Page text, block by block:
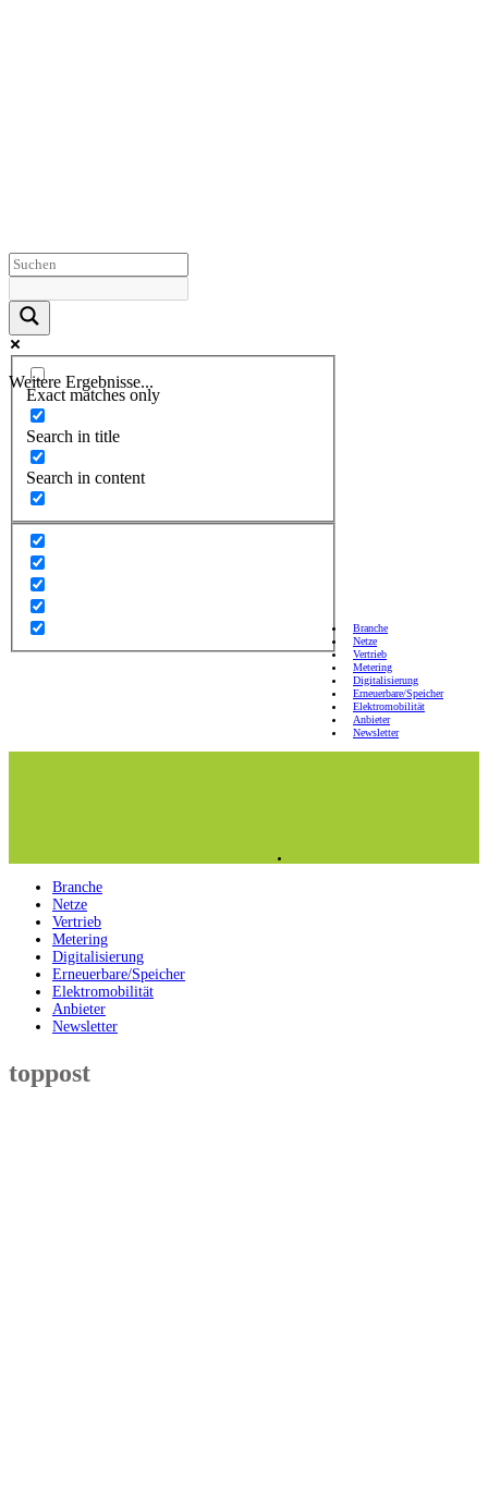
Weitere Ergebnisse...
Exact matches only
Search in title
Search in content
Branche
Netze
Vertrieb
Metering
Digitalisierung
Erneuerbare/Speicher
Elektromobilität
Anbieter
Newsletter
Branche
Netze
Vertrieb
Metering
Digitalisierung
Erneuerbare/Speicher
Elektromobilität
Anbieter
Newsletter
toppost